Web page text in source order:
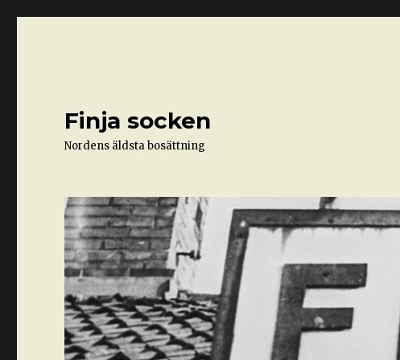
Finja socken
Nordens äldsta bosättning